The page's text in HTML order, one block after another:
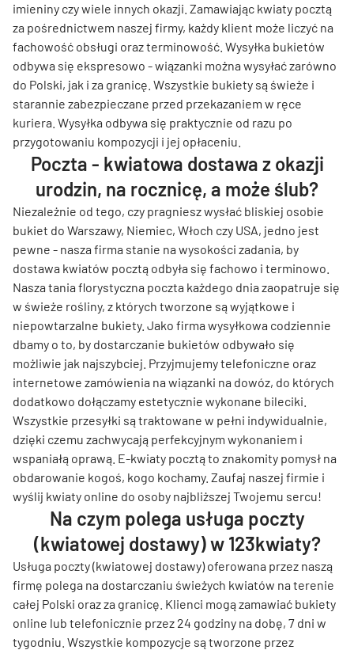
imieniny czy wiele innych okazji. Zamawiając kwiaty pocztą
za pośrednictwem naszej firmy, każdy klient może liczyć na
fachowość obsługi oraz terminowość. Wysyłka bukietów
odbywa się ekspresowo - wiązanki można wysyłać zarówno
do Polski, jak i za granicę. Wszystkie bukiety są świeże i
starannie zabezpieczane przed przekazaniem w ręce
kuriera. Wysyłka odbywa się praktycznie od razu po
przygotowaniu kompozycji i jej opłaceniu.
Poczta - kwiatowa dostawa z okazji
urodzin, na rocznicę, a może ślub?
Niezależnie od tego, czy pragniesz wysłać bliskiej osobie
bukiet do Warszawy, Niemiec, Włoch czy USA, jedno jest
pewne - nasza firma stanie na wysokości zadania, by
dostawa kwiatów pocztą odbyła się fachowo i terminowo.
Nasza tania florystyczna poczta każdego dnia zaopatruje się
w świeże rośliny, z których tworzone są wyjątkowe i
niepowtarzalne bukiety. Jako firma wysyłkowa codziennie
dbamy o to, by dostarczanie bukietów odbywało się
możliwie jak najszybciej. Przyjmujemy telefoniczne oraz
internetowe zamówienia na wiązanki na dowóz, do których
dodatkowo dołączamy estetycznie wykonane bileciki.
Wszystkie przesyłki są traktowane w pełni indywidualnie,
dzięki czemu zachwycają perfekcyjnym wykonaniem i
wspaniałą oprawą. E-kwiaty pocztą to znakomity pomysł na
obdarowanie kogoś, kogo kochamy. Zaufaj naszej firmie i
wyślij kwiaty online do osoby najbliższej Twojemu sercu!
Na czym polega usługa poczty
(kwiatowej dostawy) w 123kwiaty?
Usługa poczty (kwiatowej dostawy) oferowana przez naszą
firmę polega na dostarczaniu świeżych kwiatów na terenie
całej Polski oraz za granicę. Klienci mogą zamawiać bukiety
online lub telefonicznie przez 24 godziny na dobę, 7 dni w
tygodniu. Wszystkie kompozycje są tworzone przez